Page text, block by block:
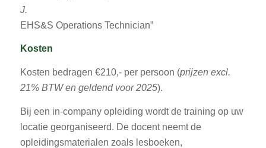
J.
EHS&S Operations Technician”
Kosten
Kosten bedragen €210,- per persoon (prijzen excl.
21% BTW en geldend voor 2025).
Bij een in-company opleiding wordt de training op uw
locatie georganiseerd. De docent neemt de
opleidingsmaterialen zoals lesboeken,